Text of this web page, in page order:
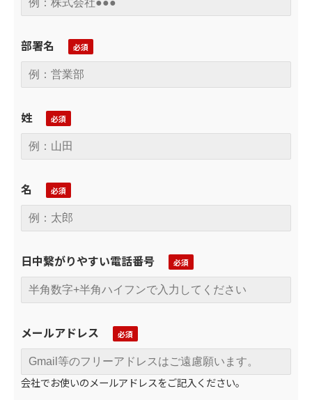
部署名
姓
名
日中繋がりやすい電話番号
メールアドレス
会社でお使いのメールアドレスをご記入ください。